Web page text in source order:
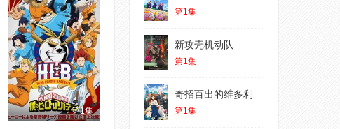
第1集
第1集
新攻壳机动队
第1集
奇招百出的维多利
第1集